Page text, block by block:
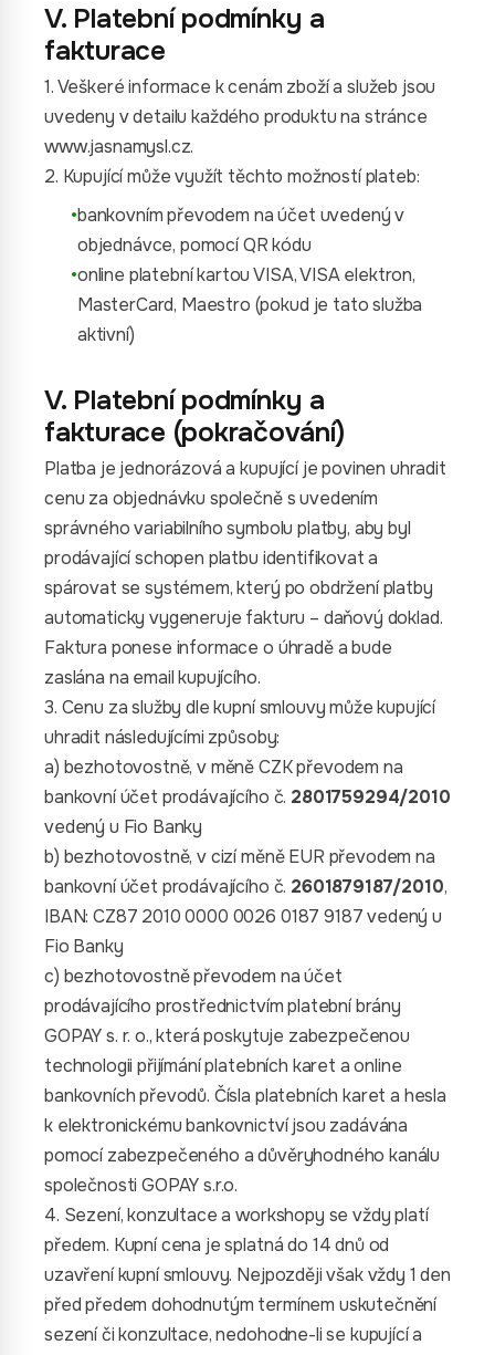
V. Platební podmínky a
fakturace
1. Veškeré informace k cenám zboží a služeb jsou
uvedeny v detailu každého produktu na stránce
www.jasnamysl.cz.
2. Kupující může využít těchto možností plateb:
•bankovním převodem na účet uvedený v
objednávce, pomocí QR kódu
•online platební kartou VISA, VISA elektron,
MasterCard, Maestro (pokud je tato služba
aktivní)
V. Platební podmínky a
fakturace (pokračování)
Platba je jednorázová a kupující je povinen uhradit
cenu za objednávku společně s uvedením
správného variabilního symbolu platby, aby byl
prodávající schopen platbu identifikovat a
spárovat se systémem, který po obdržení platby
automaticky vygeneruje fakturu – daňový doklad.
Faktura ponese informace o úhradě a bude
zaslána na email kupujícího.
3. Cenu za služby dle kupní smlouvy může kupující
uhradit následujícími způsoby:
a) bezhotovostně, v měně CZK převodem na
bankovní účet prodávajícího č. 2801759294/2010
vedený u Fio Banky
b) bezhotovostně, v cizí měně EUR převodem na
bankovní účet prodávajícího č. 2601879187/2010,
IBAN: CZ87 2010 0000 0026 0187 9187 vedený u
Fio Banky
c) bezhotovostně převodem na účet
prodávajícího prostřednictvím platební brány
GOPAY s. r. o., která poskytuje zabezpečenou
technologii přijímání platebních karet a online
bankovních převodů. Čísla platebních karet a hesla
k elektronickému bankovnictví jsou zadávána
pomocí zabezpečeného a důvěryhodného kanálu
společnosti GOPAY s.r.o.
4. Sezení, konzultace a workshopy se vždy platí
předem. Kupní cena je splatná do 14 dnů od
uzavření kupní smlouvy. Nejpozději však vždy 1 den
před předem dohodnutým termínem uskutečnění
sezení či konzultace, nedohodne-li se kupující a